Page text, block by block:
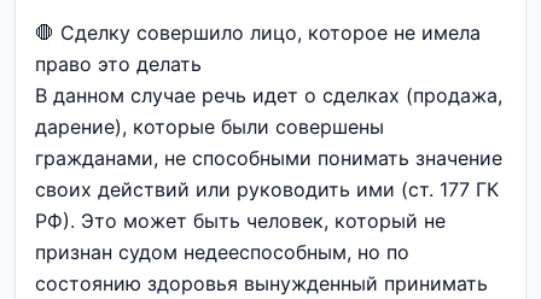
🛑 Сделку совершило лицо, которое не имела
право это делать
В данном случае речь идет о сделках (продажа,
дарение), которые были совершены
гражданами, не способными понимать значение
своих действий или руководить ими (ст. 177 ГК
РФ). Это может быть человек, который не
признан судом недееспособным, но по
состоянию здоровья вынужденный принимать